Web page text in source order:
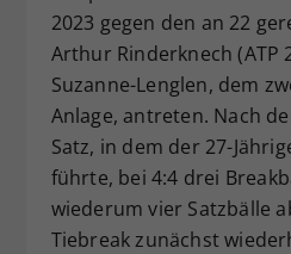
2023 gegen den an 22
Arthur Rinderknech (ATP
Suzanne-Lenglen, dem
Anlage, antreten. Nach
Satz, in dem der 27-
führte, bei 4:4 drei
wiederum vier Satzbälle
Tiebreak zunächst